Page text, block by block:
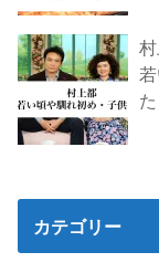
た
カテゴリー